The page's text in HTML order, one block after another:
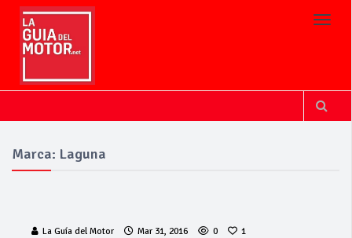
Marca: Laguna
La Guía del Motor Mar 31, 2016 0
1